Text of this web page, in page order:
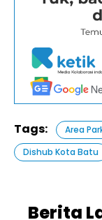
Tags: Area
Dishub Kota Batu
Berita